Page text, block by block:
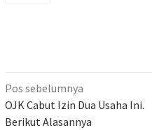
Navigasi
pos
Pos sebelumnya
OJK Cabut Izin Dua Usaha Ini.
Berikut Alasannya